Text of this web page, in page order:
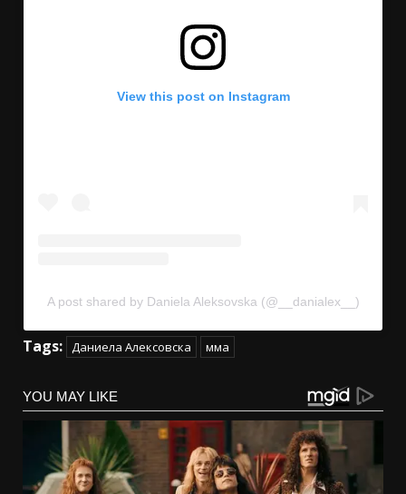
View this post on Instagram
A post shared by Daniela Aleksovska (@__danialex__)
Tags: Даниела Алексовска мма